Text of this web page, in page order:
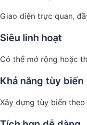
Giao diện trực quan,
Siêu linh hoạt
Có thể mở rộng hoặc
Khả năng tùy biến
Xây dựng tùy biến